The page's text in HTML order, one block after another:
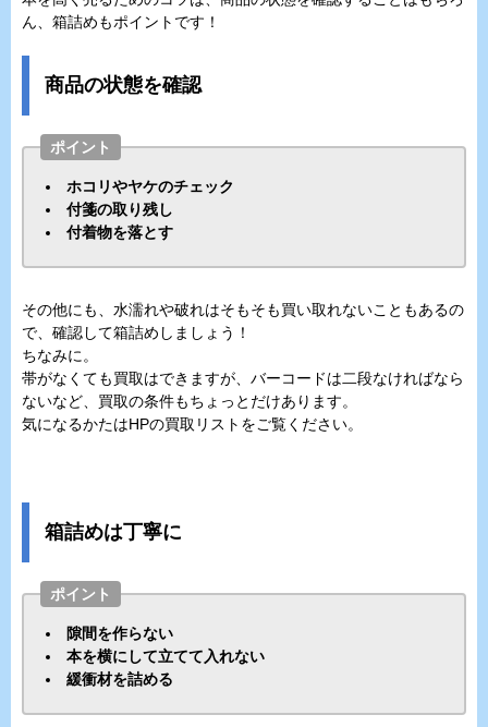
ん、箱詰めもポイントです！
商品の状態を確認
ポイント
ホコリやヤケのチェック
付箋の取り残し
付着物を落とす
その他にも、水濡れや破れはそもそも買い取れないこともあるの
で、確認して箱詰めしましょう！
ちなみに。
帯がなくても買取はできますが、バーコードは二段なければなら
ないなど、買取の条件もちょっとだけあります。
気になるかたはHPの買取リストをご覧ください。
箱詰めは丁寧に
ポイント
隙間を作らない
本を横にして立てて入れない
緩衝材を詰める